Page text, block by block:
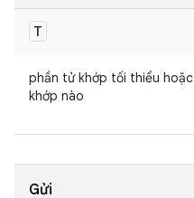
T
phần tử khớp tối thiểu hoặc
khớp nào
Gửi